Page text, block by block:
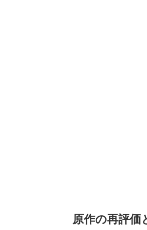
原作の再評価